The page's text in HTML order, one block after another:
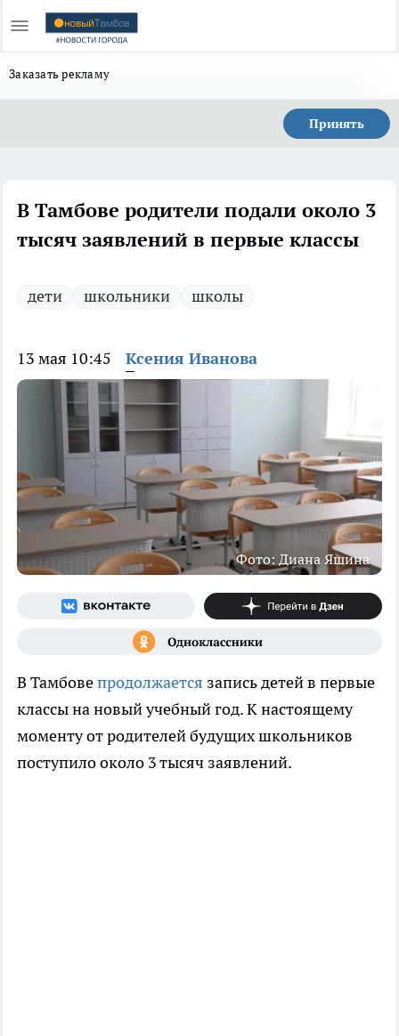
Заказать рекламу
Принять
В Тамбове родители подали около 3
тысяч заявлений в первые классы
дети школьники школы
13 мая 10:45 Ксения Иванова
Фото: Диана Яшина
В Тамбовепродолжается запись детей в первые
классы на новый учебный год. К настоящему
моменту от родителей будущих школьников
поступило около 3 тысяч заявлений.